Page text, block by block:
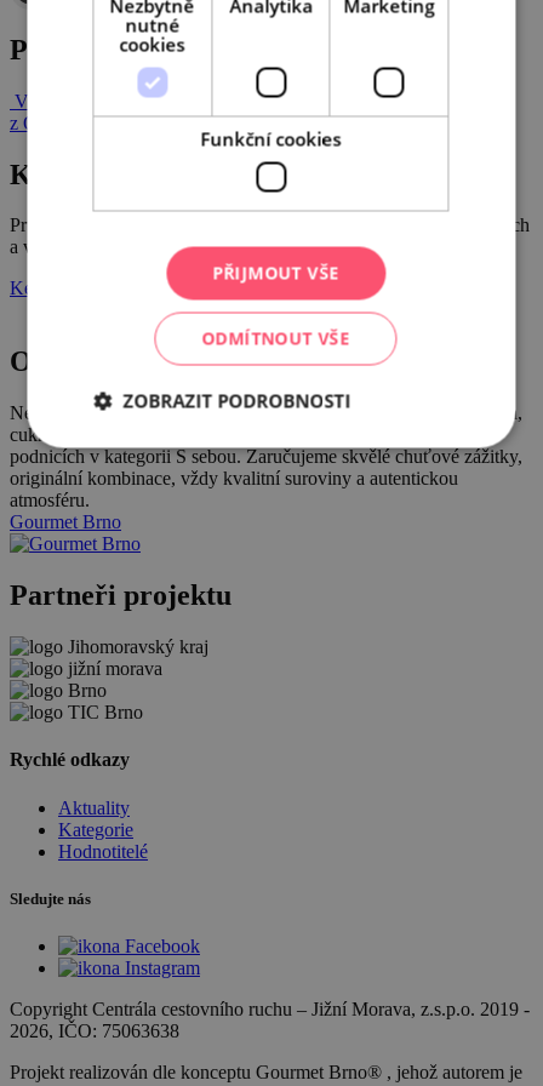
Post navigation
Vinařská zabijačka a další víkendové akce
Víkendový pop-up až
z Ostravy
Katalog Gourmet
Průvodce po úžasných restauracích, bistrech, kavárnách, vinařstvích
a vinotékách, pivnicích a pivovarech jižní Moravy!
Ke stažení
Ochutnejte Brno
Nechte se provést po nejlepších brněnských restauracích a bistrech,
cukrárnách, kavárnách, vinárnách, pivnicích, barech a nových
podnicích v kategorii S sebou. Zaručujeme skvělé chuťové zážitky,
originální kombinace, vždy kvalitní suroviny a autentickou
atmosféru.
Gourmet Brno
Partneři projektu
Rychlé odkazy
Aktuality
Kategorie
Hodnotitelé
Sledujte nás
Copyright Centrála cestovního ruchu – Jižní Morava, z.s.p.o. 2019 -
2026, IČO: 75063638
Projekt realizován dle konceptu Gourmet Brno® , jehož autorem je
Nezbytně
nutné
cookies
Analytika Marketing
Funkční cookies
PŘIJMOUT VŠE
ODMÍTNOUT VŠE
ZOBRAZIT PODROBNOSTI